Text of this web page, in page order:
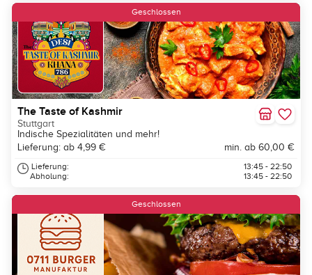
Geschlossen
The Taste of Kashmir
Stuttgart
Indische Spezialitäten und mehr!
Lieferung: ab 4,99 €
min. ab 60,00 €
Lieferung:
Abholung:
13:45 - 22:50
13:45 - 22:50
Geschlossen